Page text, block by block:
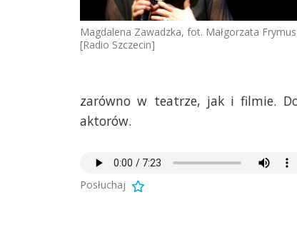
Magdalena Zawadzka, fot. Małgorzata Frymus
[Radio Szczecin]
zarówno w teatrze, jak i filmie.
aktorów.
Posłuchaj